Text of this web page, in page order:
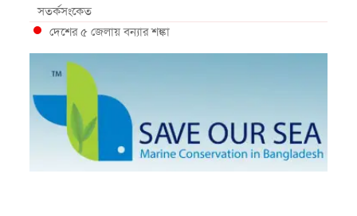
সতর্কসংকেত
দেশের ৫ জেলায় বন্যার শঙ্কা
দেশের বিভিন্ন অঞ্চলে বজ্রবৃষ্টির আভাস, ঢাকার আকাশও মেঘলা
আগস্টে টানা বৃষ্টি ও বন্যার আভাস, সাগরে একাধিক লঘুচাপের
শঙ্কা
স্বস্তি ও শঙ্কার পূর্বাভাস দিল আবহাওয়া